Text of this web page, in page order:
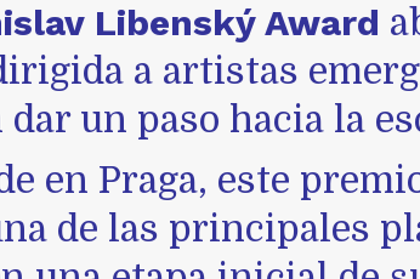
Libenský Award
a artistas
dar un paso hacia la
en Praga, este
de las principales